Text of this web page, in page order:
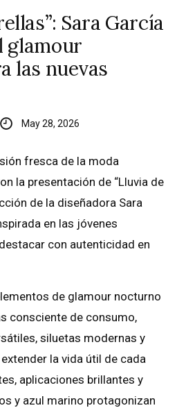
Sara García
glamour
las nuevas
May 28, 2026
fresca de la moda
la presentación de “Lluvia de
de la diseñadora Sara
en las jóvenes
con autenticidad en
de glamour nocturno
consciente de consumo,
siluetas modernas y
la vida útil de cada
aplicaciones brillantes y
y azul marino protagonizan